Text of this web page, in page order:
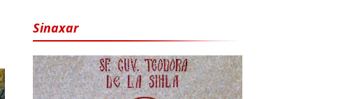
Sinaxar